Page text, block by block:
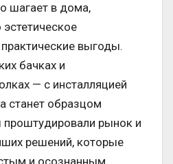
шагает в дома,
выгоды.
бачках и
— с инсталляцией
станет образцом
рынок и
решений, которые